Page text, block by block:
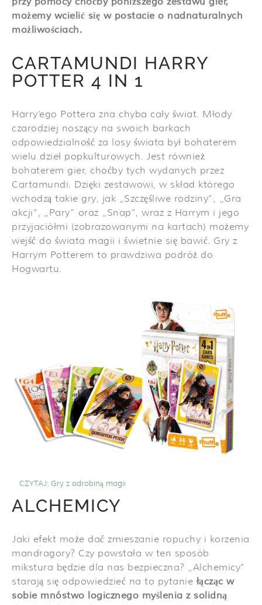
możemy wcielić się w postacie o nadnaturalnych
możliwościach.
CARTAMUNDI HARRY
POTTER 4 IN 1
Harry’ego Pottera zna chyba cały świat. Młody
czarodziej noszący na swoich barkach
odpowiedzialność za losy świata był bohaterem
wielu dzieł popkulturowych. Jest również
bohaterem gier, choćby tych wydanych przez
Cartamundi. Dzięki zestawowi, w skład którego
wchodzą takie gry, jak „Szczęśliwe rodziny”, „Gra
akcji”, „Pary” oraz „Snap”, wraz z Harrym i jego
przyjaciółmi (zobrazowanymi na kartach) możemy
wejść do świata magii i świetnie się bawić. Gry z
Harrym Potterem to prawdziwa podróż do
Hogwartu.
CZYTAJ: Gry z odrobiną magii
ALCHEMICY
Jaki efekt może dać zmieszanie ropuchy i korzenia
mandragory? Czy powstała w ten sposób
mikstura będzie dla nas bezpieczna? „Alchemicy”
starają się odpowiedzieć na to pytanie łącząc w
sobie mnóstwo logicznego myślenia z solidną